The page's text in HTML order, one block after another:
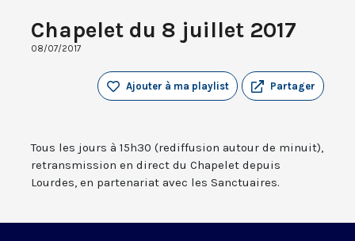
Chapelet du 8 juillet 2017
08/07/2017
Partager
Ajouter à ma playlist
Tous les jours à 15h30 (rediffusion autour de minuit),
retransmission en direct du Chapelet depuis
Lourdes, en partenariat avec les Sanctuaires.